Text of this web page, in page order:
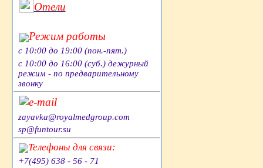
Отели
Режим работы
с 10:00 до 19:00 (пон.-пят.)
с 10:00 до 16:00 (суб.) дежурный
режим - по предварительному
звонку
e-mail
zayavka@royalmedgroup.com
sp@funtour.su
Телефоны для связи:
+7(495) 638 - 56 - 71